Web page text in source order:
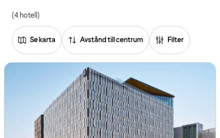
(4 hotell)
Se karta Avstånd till centrum Filter